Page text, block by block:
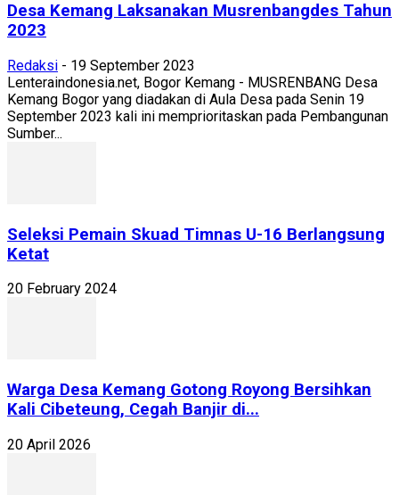
Desa Kemang Laksanakan Musrenbangdes Tahun
2023
Redaksi - 19 September 2023
Lenteraindonesia.net, Bogor Kemang - MUSRENBANG Desa
Kemang Bogor yang diadakan di Aula Desa pada Senin 19
September 2023 kali ini memprioritaskan pada Pembangunan
Sumber...
Seleksi Pemain Skuad Timnas U-16 Berlangsung
Ketat
20 February 2024
Warga Desa Kemang Gotong Royong Bersihkan
Kali Cibeteung, Cegah Banjir di...
20 April 2026